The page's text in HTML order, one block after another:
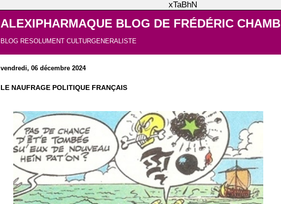
xTaBhN
ALEXIPHARMAQUE BLOG DE FRÉDÉRIC
BLOG RESOLUMENT CULTURGENERALISTE
vendredi, 06 décembre 2024
LE NAUFRAGE POLITIQUE FRANÇAIS